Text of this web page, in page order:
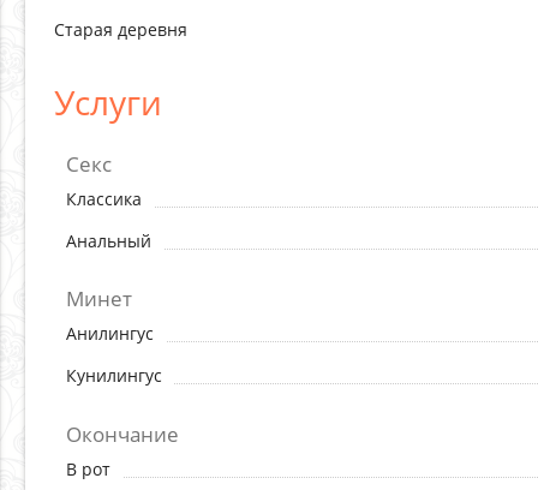
Старая деревня
Услуги
Секс
Классика
Анальный
Минет
Aнилингус
Кунилингус
Окончание
В рот